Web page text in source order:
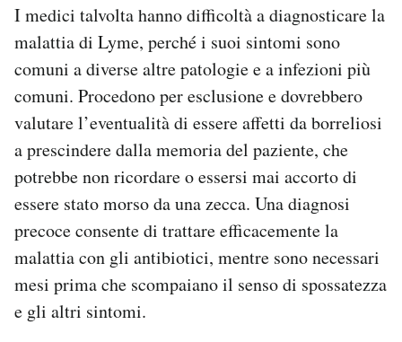
I medici talvolta hanno difficoltà a diagnosticare la
malattia di Lyme, perché i suoi sintomi sono
comuni a diverse altre patologie e a infezioni più
comuni. Procedono per esclusione e dovrebbero
valutare l’eventualità di essere affetti da borreliosi
a prescindere dalla memoria del paziente, che
potrebbe non ricordare o essersi mai accorto di
essere stato morso da una zecca. Una diagnosi
precoce consente di trattare efficacemente la
malattia con gli antibiotici, mentre sono necessari
mesi prima che scompaiano il senso di spossatezza
e gli altri sintomi.